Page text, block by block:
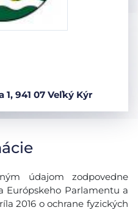
1, 941 07 Veľký Kýr
údajom zodpovedne
Európskeho Parlamentu a
2016 o ochrane fyzických